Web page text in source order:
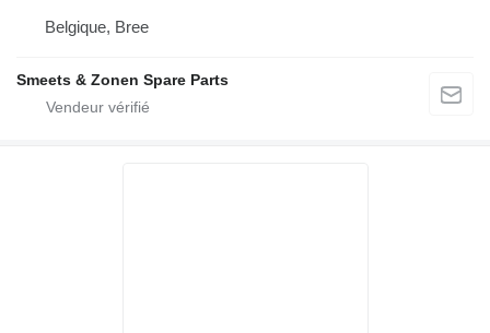
Belgique, Bree
Smeets & Zonen Spare Parts